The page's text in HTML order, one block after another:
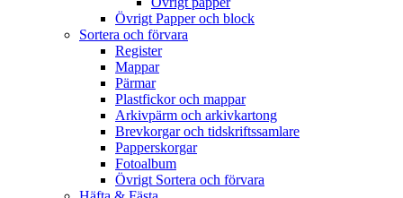
Övrigt Papper och block
Sortera och förvara
Register
Mappar
Pärmar
Plastfickor och mappar
Arkivpärm och arkivkartong
Brevkorgar och tidskriftssamlare
Papperskorgar
Fotoalbum
Övrigt Sortera och förvara